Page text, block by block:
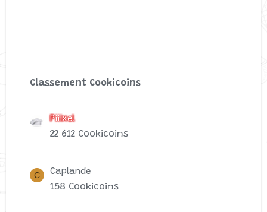
Classement Cookicoins
Piiixel
22 612 Cookicoins
C Caplande
158 Cookicoins